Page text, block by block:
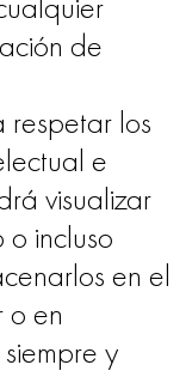
de
respetar los
e
visualizar
incluso
en el
o en
y